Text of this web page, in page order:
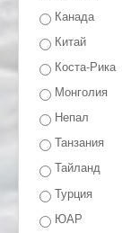
Канада
Китай
Коста-Рика
Монголия
Непал
Танзания
Тайланд
Турция
ЮАР